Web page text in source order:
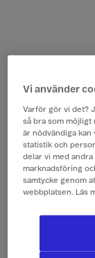
Vi använder
Varför gör vi det?
så bra som möjligt
är nödvändiga kan
statistik och
delar vi med
marknadsföring
samtycke genom
webbplatsen. Läs